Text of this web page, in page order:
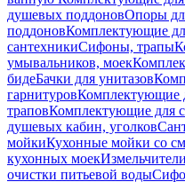
душевых поддоновОпоры
поддоновКомплектующие
сантехникиСифоны, трапы
умывальников, моек
бидеБачки для унитазов
гарнитуровКомплектующие
траповКомплектующие для
душевых кабин, уголков
мойкиКухонные мойки со
кухонных моек
очистки питьевой воды